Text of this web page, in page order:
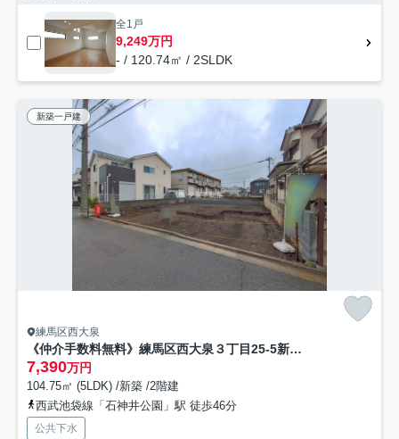
全1戸
9,249万円
- / 120.74㎡ / 2SLDK
新築一戸建
練馬区西大泉
《仲介手数料無料》練馬区西大泉３丁目25-5新築一戸建てハートフルタウン
7,390万円
104.75㎡ (5LDK) /新築 /2階建
西武池袋線「石神井公園」駅 徒歩46分
公共下水